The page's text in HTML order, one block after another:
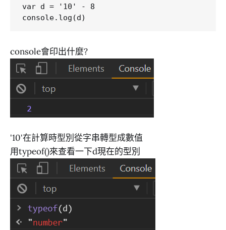
var d = '10' - 8
console會印出什麼?
'10'在計算時型別從字串轉型成數值
用typeof()來查看一下d現在的型別